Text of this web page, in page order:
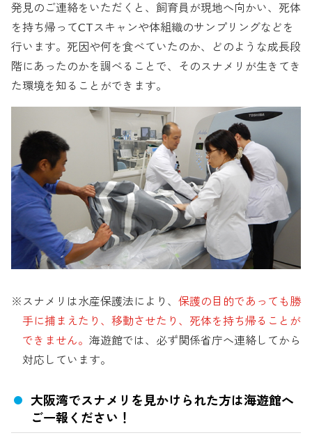
発見のご連絡をいただくと、飼育員が現地へ向かい、死体
を持ち帰ってCTスキャンや体組織のサンプリングなどを
行います。死因や何を食べていたのか、どのような成長段
階にあったのかを調べることで、そのスナメリが生きてき
た環境を知ることができます。
スナメリは水産保護法により、 保護の目的であっても勝
手に捕まえたり、移動させたり、死体を持ち帰ることが
できません。 海遊館では、必ず関係省庁へ連絡してから
対応しています。
大阪湾でスナメリを見かけられた方は海遊館へ
ご一報ください！